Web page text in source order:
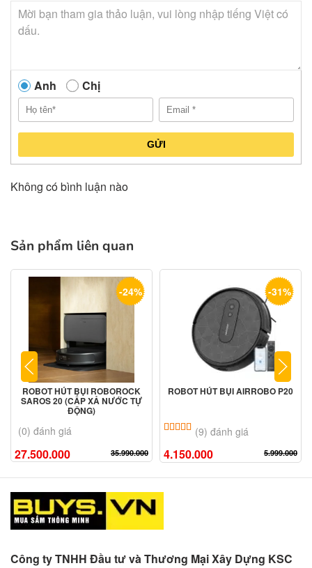
Anh Chị
GỬI
Không có bình luận nào
Sản phẩm liên quan
-24%
ROBOT HÚT BỤI ROBOROCK
SAROS 20 (CẤP XẢ NƯỚC TỰ
ĐỘNG)
(0) đánh giá
27.500.000 35.990.000
-31%
ROBOT HÚT BỤI AIRROBO P20
5.00 trên 5 dựa trên
(9) đánh giá
4.150.000 5.999.000
Công ty TNHH Đầu tư và Thương Mại Xây Dựng KSC